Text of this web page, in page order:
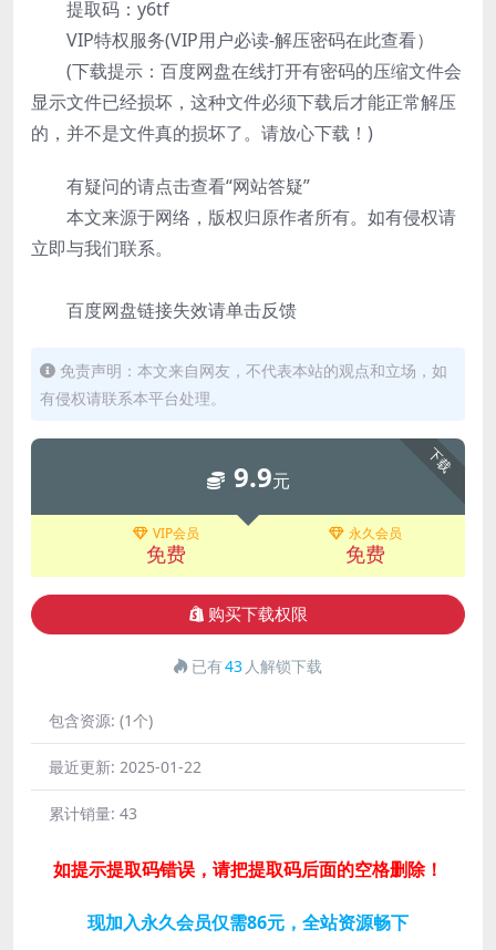
提取码：y6tf
VIP特权服务(VIP用户必读-解压密码在此查看）
(下载提示：百度网盘在线打开有密码的压缩文件会
显示文件已经损坏，这种文件必须下载后才能正常解压
的，并不是文件真的损坏了。请放心下载！)
有疑问的请点击查看“网站答疑”
本文来源于网络，版权归原作者所有。如有侵权请
立即与我们联系。
百度网盘链接失效请单击反馈
免责声明：本文来自网友，不代表本站的观点和立场，如
有侵权请联系本平台处理。
下载
9.9元
VIP会员
免费
永久会员
免费
购买下载权限
已有43 人解锁下载
包含资源: (1个)
最近更新: 2025-01-22
累计销量: 43
如提示提取码错误，请把提取码后面的空格删除！
现加入永久会员仅需86元，全站资源畅下